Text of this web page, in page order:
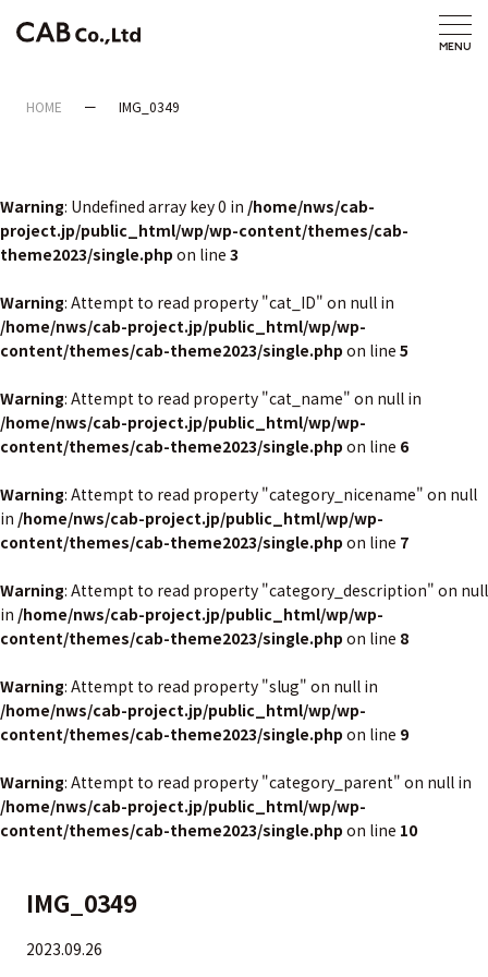
HOME IMG_0349
Warning: Undefined array key 0 in /home/nws/cab-
project.jp/public_html/wp/wp-content/themes/cab-
theme2023/single.php on line 3
Warning: Attempt to read property "cat_ID" on null in
/home/nws/cab-project.jp/public_html/wp/wp-
content/themes/cab-theme2023/single.php on line 5
Warning: Attempt to read property "cat_name" on null in
/home/nws/cab-project.jp/public_html/wp/wp-
content/themes/cab-theme2023/single.php on line 6
Warning: Attempt to read property "category_nicename" on null
in /home/nws/cab-project.jp/public_html/wp/wp-
content/themes/cab-theme2023/single.php on line 7
Warning: Attempt to read property "category_description" on null
in /home/nws/cab-project.jp/public_html/wp/wp-
content/themes/cab-theme2023/single.php on line 8
Warning: Attempt to read property "slug" on null in
/home/nws/cab-project.jp/public_html/wp/wp-
content/themes/cab-theme2023/single.php on line 9
Warning: Attempt to read property "category_parent" on null in
/home/nws/cab-project.jp/public_html/wp/wp-
content/themes/cab-theme2023/single.php on line 10
IMG_0349
2023.09.26